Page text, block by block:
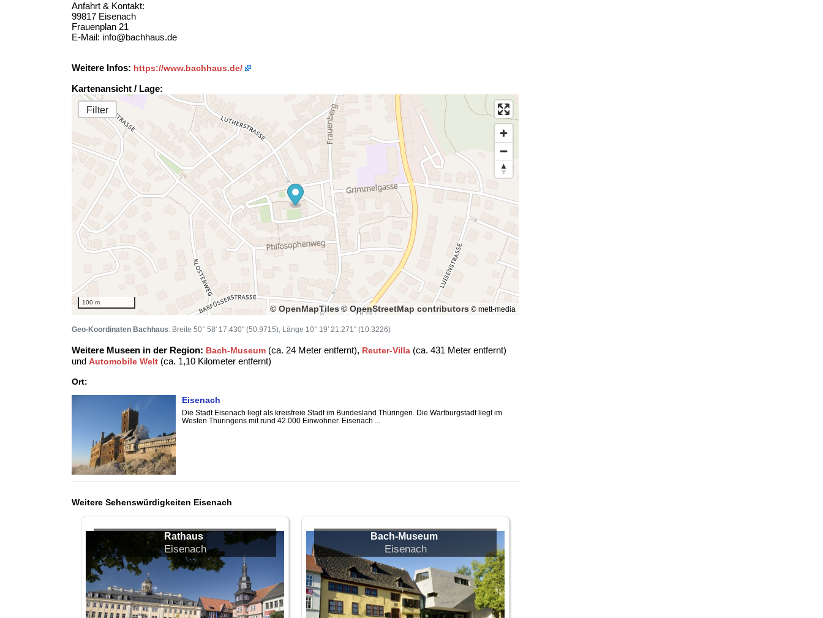
Anfahrt & Kontakt:
99817 Eisenach
Frauenplan 21
E-Mail: info@bachhaus.de
Weitere Infos: https://www.bachhaus.de/
Kartenansicht / Lage:
Filter
100 m
© OpenMapTiles© OpenStreetMap contributors © mett-media
Geo-Koordinaten Bachhaus: Breite 50° 58' 17.430" (50.9715), Länge 10° 19' 21.271" (10.3226)
Weitere Museen in der Region: Bach-Museum (ca. 24 Meter entfernt), Reuter-Villa (ca. 431 Meter entfernt)
und Automobile Welt (ca. 1,10 Kilometer entfernt)
Ort:
Eisenach
Die Stadt Eisenach liegt als kreisfreie Stadt im Bundesland Thüringen. Die Wartburgstadt liegt im
Westen Thüringens mit rund 42.000 Einwohner. Eisenach ...
Weitere Sehenswürdigkeiten Eisenach
Rathaus
Eisenach
Bach-Museum
Eisenach